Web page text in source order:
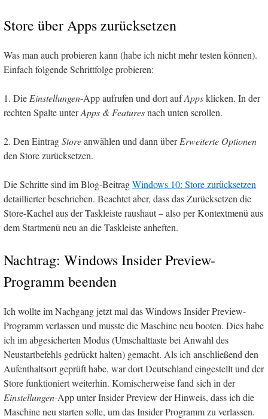
Store über Apps zurücksetzen
Was man auch probieren kann (habe ich nicht mehr testen können).
Einfach folgende Schrittfolge probieren:
1. DieEinstellungen-App aufrufen und dort aufAppsklicken. In der
rechten Spalte unterApps & Featuresnach unten scrollen.
2. Den EintragStoreanwählen und dann überErweiterte Optionen
den Store zurücksetzen.
Die Schritte sind im Blog-BeitragWindows 10: Store zurücksetzen
detaillierter beschrieben. Beachtet aber, dass das Zurücksetzen die
Store-Kachel aus der Taskleiste raushaut – also per Kontextmenü aus
dem Startmenü neu an die Taskleiste anheften.
Nachtrag: Windows Insider Preview-
Programm beenden
Ich wollte im Nachgang jetzt mal das Windows Insider Preview-
Programm verlassen und musste die Maschine neu booten. Dies habe
ich im abgesicherten Modus (Umschalttaste bei Anwahl des
Neustartbefehls gedrückt halten) gemacht. Als ich anschließend den
Aufenthaltsort geprüft habe, war dort Deutschland eingestellt und der
Store funktioniert weiterhin. Komischerweise fand sich in der
Einstellungen-App unter Insider Preview der Hinweis, dass ich die
Maschine neu starten solle, um das Insider Programm zu verlassen.